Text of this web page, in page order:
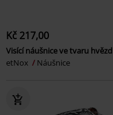
Kč 217,00
Visící náušnice ve tvaru hvězd
etNox
Náušnice